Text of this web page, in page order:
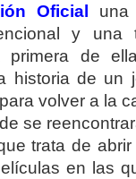
Oficial una
y una
primera de
historia de un
volver a la
se
trata de
en las